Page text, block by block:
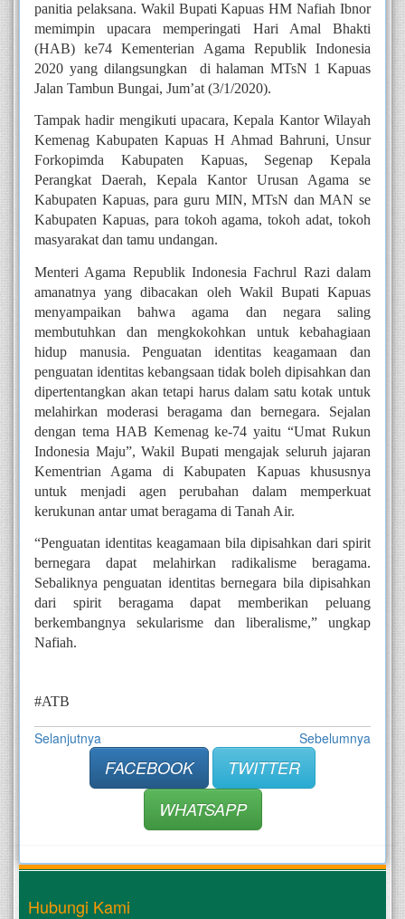
panitia pelaksana. Wakil Bupati Kapuas HM Nafiah Ibnor
memimpin upacara memperingati Hari Amal Bhakti
(HAB) ke74 Kementerian Agama Republik Indonesia
2020 yang dilangsungkan  di halaman MTsN 1 Kapuas
Jalan Tambun Bungai, Jum’at (3/1/2020).
Tampak hadir mengikuti upacara, Kepala Kantor Wilayah
Kemenag Kabupaten Kapuas H Ahmad Bahruni, Unsur
Forkopimda Kabupaten Kapuas, Segenap Kepala
Perangkat Daerah, Kepala Kantor Urusan Agama se
Kabupaten Kapuas, para guru MIN, MTsN dan MAN se
Kabupaten Kapuas, para tokoh agama, tokoh adat, tokoh
masyarakat dan tamu undangan.
Menteri Agama Republik Indonesia Fachrul Razi dalam
amanatnya yang dibacakan oleh Wakil Bupati Kapuas
menyampaikan bahwa agama dan negara saling
membutuhkan dan mengkokohkan untuk kebahagiaan
hidup manusia. Penguatan identitas keagamaan dan
penguatan identitas kebangsaan tidak boleh dipisahkan dan
dipertentangkan akan tetapi harus dalam satu kotak untuk
melahirkan moderasi beragama dan bernegara. Sejalan
dengan tema HAB Kemenag ke-74 yaitu “Umat Rukun
Indonesia Maju”, Wakil Bupati mengajak seluruh jajaran
Kementrian Agama di Kabupaten Kapuas khususnya
untuk menjadi agen perubahan dalam memperkuat
kerukunan antar umat beragama di Tanah Air.
“Penguatan identitas keagamaan bila dipisahkan dari spirit
bernegara dapat melahirkan radikalisme beragama.
Sebaliknya penguatan identitas bernegara bila dipisahkan
dari spirit beragama dapat memberikan peluang
berkembangnya sekularisme dan liberalisme,” ungkap
Nafiah.
#ATB
Selanjutnya Sebelumnya
FACEBOOK
TWITTER
WHATSAPP
Hubungi Kami